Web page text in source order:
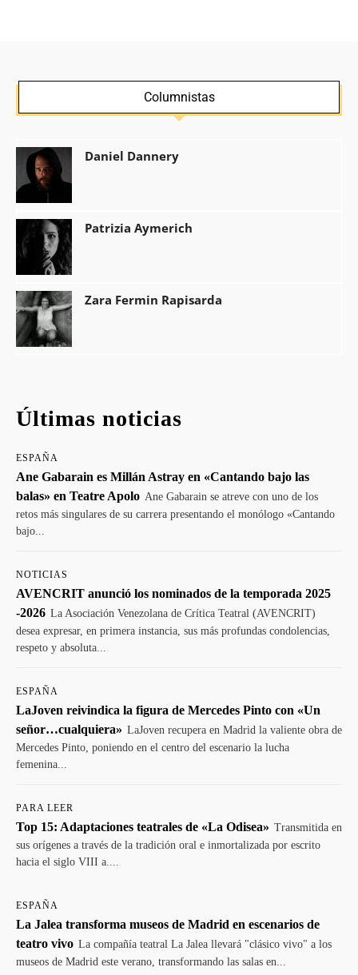
Columnistas
Daniel Dannery
Patrizia Aymerich
Zara Fermin Rapisarda
Últimas noticias
ESPAÑA
Ane Gabarain es Millán Astray en «Cantando bajo las
balas» en Teatre Apolo Ane Gabarain se atreve con uno de los
retos más singulares de su carrera presentando el monólogo «Cantando
bajo...
NOTICIAS
AVENCRIT anunció los nominados de la temporada 2025
-2026 La Asociación Venezolana de Crítica Teatral (AVENCRIT)
desea expresar, en primera instancia, sus más profundas condolencias,
respeto y absoluta...
ESPAÑA
LaJoven reivindica la figura de Mercedes Pinto con «Un
señor…cualquiera» LaJoven recupera en Madrid la valiente obra de
Mercedes Pinto, poniendo en el centro del escenario la lucha
femenina...
PARA LEER
Top 15: Adaptaciones teatrales de «La Odisea» Transmitida en
sus orígenes a través de la tradición oral e inmortalizada por escrito
hacia el siglo VIII a....
ESPAÑA
La Jalea transforma museos de Madrid en escenarios de
teatro vivo La compañía teatral La Jalea llevará "clásico vivo" a los
museos de Madrid este verano, transformando las salas en...